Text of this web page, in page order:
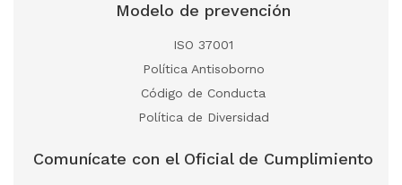
Modelo de prevención
ISO 37001
Política Antisoborno
Código de Conducta
Política de Diversidad
Comunícate con el Oficial de Cumplimiento